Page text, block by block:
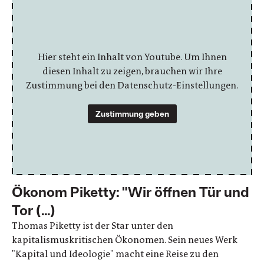
Hier steht ein Inhalt von Youtube. Um Ihnen
diesen Inhalt zu zeigen, brauchen wir Ihre
Zustimmung bei den Datenschutz-Einstellungen.
Zustimmung geben
Ökonom Piketty: "Wir öffnen Tür und
Tor (...)
Thomas Piketty ist der Star unter den
kapitalismuskritischen Ökonomen. Sein neues Werk
"Kapital und Ideologie" macht eine Reise zu den